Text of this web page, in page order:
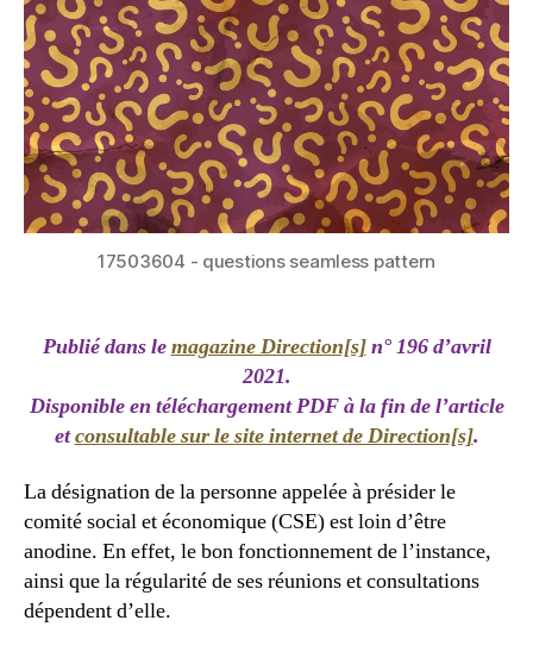
17503604 - questions seamless pattern
Publié dans lemagazine Direction[s]n° 196 d’avril
2021.
Disponible en téléchargement PDF à la fin de l’article
etconsultable sur le site internet de Direction[s].
La désignation de la personne appelée à présider le
comité social et économique (CSE) est loin d’être
anodine. En effet, le bon fonctionnement de l’instance,
ainsi que la régularité de ses réunions et consultations
dépendent d’elle.